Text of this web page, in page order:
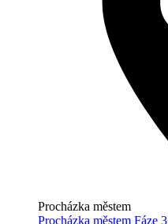
Procházka městem
Procházka městem Fáze 3